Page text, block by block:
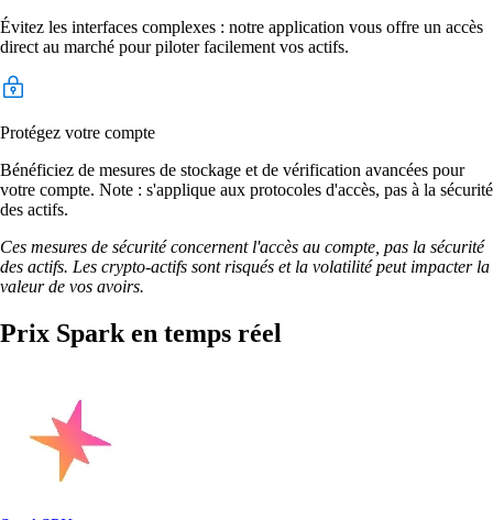
Évitez les interfaces complexes : notre application vous offre un accès
direct au marché pour piloter facilement vos actifs.
Protégez votre compte
Bénéficiez de mesures de stockage et de vérification avancées pour
votre compte. Note : s'applique aux protocoles d'accès, pas à la sécurité
des actifs.
Ces mesures de sécurité concernent l'accès au compte, pas la sécurité
des actifs. Les crypto-actifs sont risqués et la volatilité peut impacter la
valeur de vos avoirs.
Prix Spark en temps réel